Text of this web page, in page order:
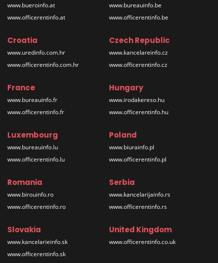
www.bueroinfo.at
www.officerentinfo.at
www.bureauinfo.be
www.officerentinfo.be
Croatia
www.uredinfo.com.hr
www.officerentinfo.com.hr
Czech Republic
www.kancelareinfo.cz
www.officerentinfo.cz
France
www.bureauinfo.fr
www.officerentinfo.fr
Hungary
www.irodakereso.hu
www.officerentinfo.hu
Luxembourg
www.bureauinfo.lu
www.officerentinfo.lu
Poland
www.biurainfo.pl
www.officerentinfo.pl
Romania
www.birouinfo.ro
www.officerentinfo.ro
Serbia
www.kancelarijainfo.rs
www.officerentinfo.rs
Slovakia
www.kancelarieinfo.sk
www.officerentinfo.sk
United Kingdom
www.officerentinfo.co.uk